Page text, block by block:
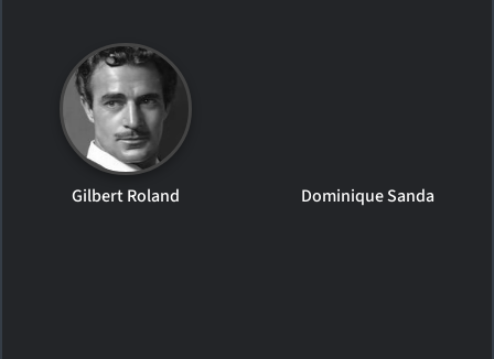
Gilbert Roland Dominique Sanda